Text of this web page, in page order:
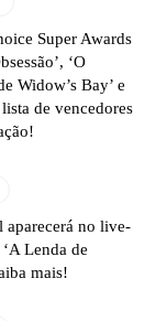
Super Awards
‘O
Widow’s Bay’ e
de vencedores
aparecerá no live-
Lenda de
mais!